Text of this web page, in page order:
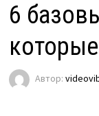
6
Автор: